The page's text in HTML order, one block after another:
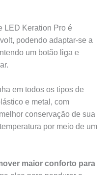
LED Keration Pro é
podendo adaptar-se a
um botão liga e
em todos os tipos de
e metal, com
conservação de sua
por meio de um
maior conforto para